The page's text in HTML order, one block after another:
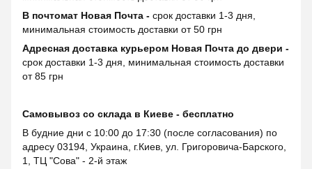
В почтомат Новая Почта - срок доставки 1-3 дня,
минимальная стоимость доставки от 50 грн
Адресная доставка курьером Новая Почта до двери -
срок доставки 1-3 дня, минимальная стоимость доставки
от 85 грн
Самовывоз со склада в Киеве - бесплатно
В будние дни с 10:00 до 17:30 (после согласования) по
адресу 03194, Украина, г.Киев, ул. Григоровича-Барского,
1, ТЦ "Сова" - 2-й этаж